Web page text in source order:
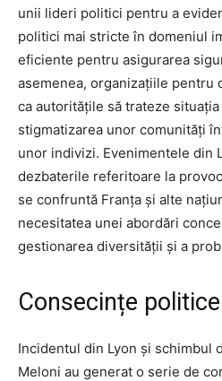
unii lideri politici pentru a
politici mai stricte în domeniul
eficiente pentru asigurarea
asemenea, organizațiile
ca autoritățile să trateze
stigmatizarea unor comunități
unor indivizi. Evenimentele din
dezbaterile referitoare la
se confruntă Franța și alte
necesitatea unei abordări
gestionarea diversității și a
Consecințe politice
Incidentul din Lyon și schimbul
Meloni au generat o serie de